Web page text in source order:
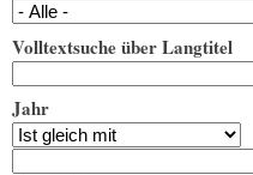
Volltextsuche über Langtitel
Jahr